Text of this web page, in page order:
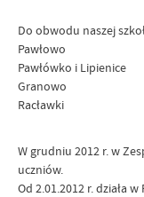
Do obwodu naszej
Pawłowo
Pawłówko i Lipienice
Granowo
Racławki
W grudniu 2012 r. w
uczniów.
Od 2.01.2012 r. działa